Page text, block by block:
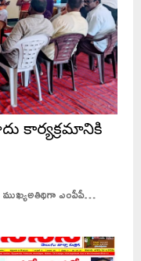
కార్యక్రమానికి
ఎంపీపీ…